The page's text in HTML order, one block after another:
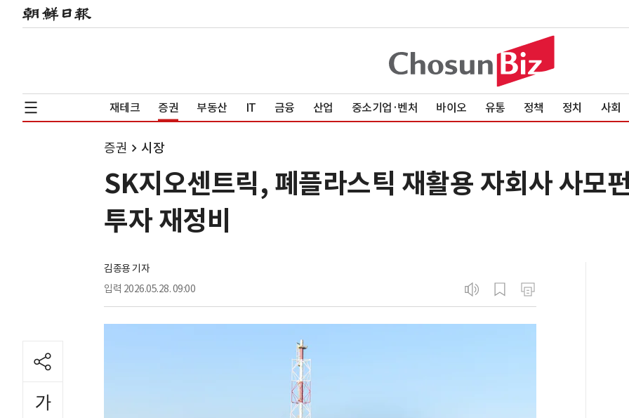
재테크 증권 부동산 IT 금융 산업 중소기업·벤처 바이오 유통 정책 정치 사회
증권 시장
SK지오센트릭, 폐플라스틱 재활용 자회사 사모
투자 재정비
김종용 기자
입력 2026.05.28. 09:00